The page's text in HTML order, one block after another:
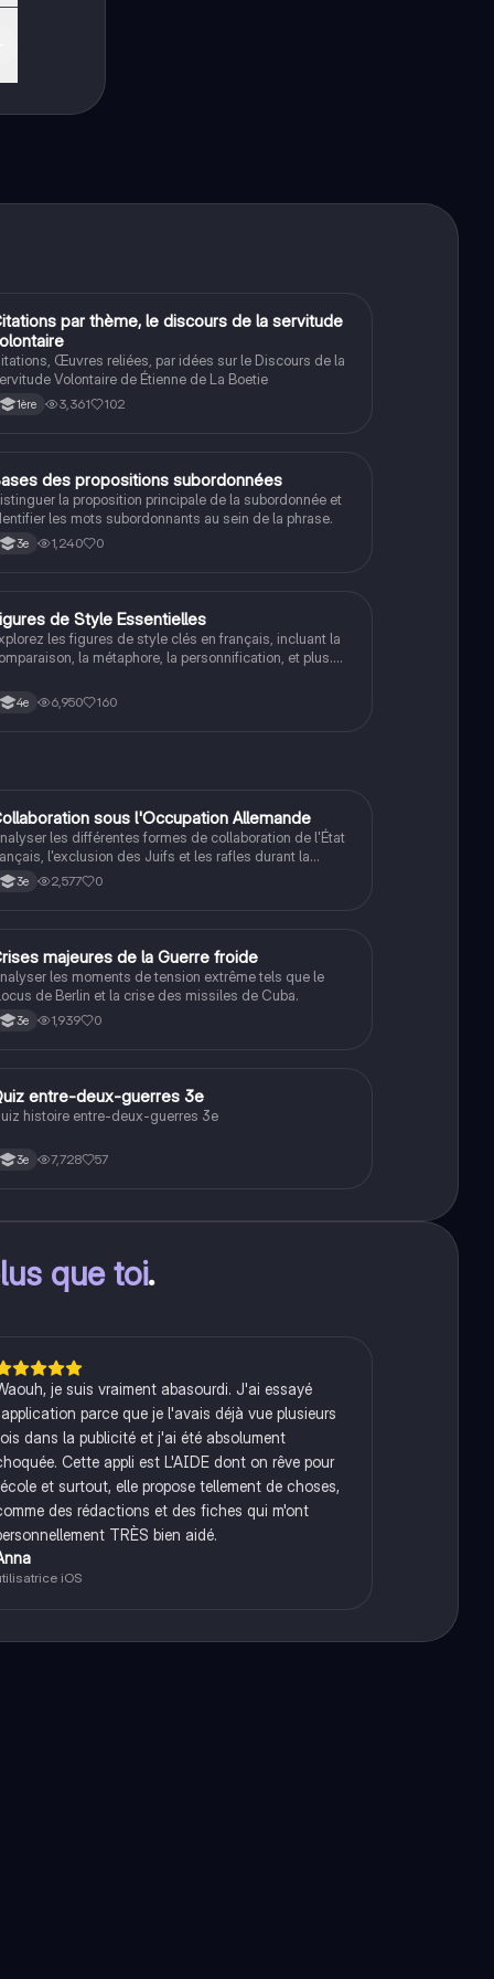
Français par thème, le discours de la servitude
Œuvres reliées, par idées sur le Discours de la
Volontaire de Étienne de La Boetie
1ère 3,361 102
Françaisdes propositions subordonnées
la proposition principale de la subordonnée et
les mots subordonnants au sein de la phrase.
3e 1,240 0
Françaisde Style Essentielles
les figures de style clés en français, incluant la
la métaphore, la personnification, et plus.
avec corrigé pour renforcer votre
Idéal pour les révisions du brevet.
4e 6,950 160
Histoire sous l'Occupation Allemande
les différentes formes de collaboration de l'État
l'exclusion des Juifs et les rafles durant la
Guerre mondiale.
3e 2,577 0
Histoiremajeures de la Guerre froide
les moments de tension extrême tels que le
de Berlin et la crise des missiles de Cuba.
3e 1,939 0
Histoireentre-deux-guerres 3e
histoire entre-deux-guerres 3e
3e 7,728 57
que toi.
je suis vraiment abasourdi. J'ai essayé
parce que je l'avais déjà vue plusieurs
dans la publicité et j'ai été absolument
Cette appli est L'AIDE dont on rêve pour
et surtout, elle propose tellement de choses,
des rédactions et des fiches qui m'ont
TRÈS bien aidé.
iOS